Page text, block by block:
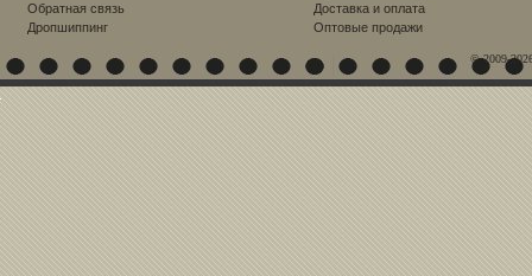
Обратная связь
Дропшиппинг
Доставка и оплата
Оптовые продажи
© 2009-